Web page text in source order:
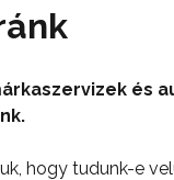
és
hogy tudunk-e